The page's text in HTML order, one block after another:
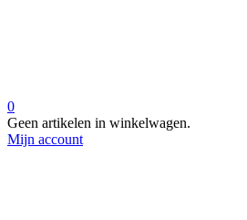
0
Geen artikelen in winkelwagen.
Mijn account